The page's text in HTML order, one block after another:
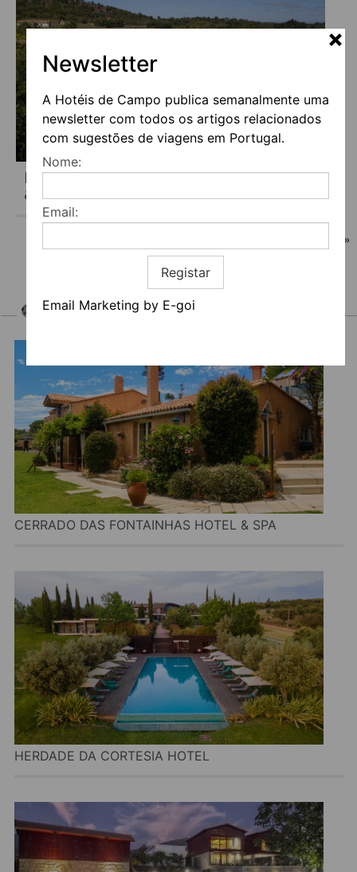
Newsletter
A Hotéis de Campo publica semanalmente uma
newsletter com todos os artigos relacionados
com sugestões de viagens em Portugal.
Nome:
Email:
Registar
Email Marketing by E-goi
HERDADE DA MATINHA COUNTRY HOUSE
& RESTAURANT
»
HOTEIS
CERRADO DAS FONTAINHAS HOTEL & SPA
HERDADE DA CORTESIA HOTEL